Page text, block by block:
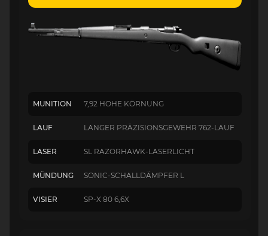
MUNITION 7,92 HOHE KÖRNUNG
LAUF LANGER PRÄZISIONSGEWEHR 762-LAUF
LASER SL RAZORHAWK-LASERLICHT
MÜNDUNG SONIC-SCHALLDÄMPFER L
VISIER SP-X 80 6,6X